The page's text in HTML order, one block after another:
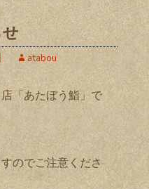
atabou
「あたぼう鮨」で
のでご注意くださ